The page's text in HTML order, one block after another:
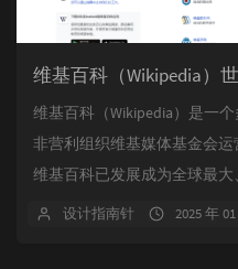
维基百科（Wikipedia）是一
非营利组织维基媒体基金会运
维基百科已发展成为全球最大
设计指南针 2025 年